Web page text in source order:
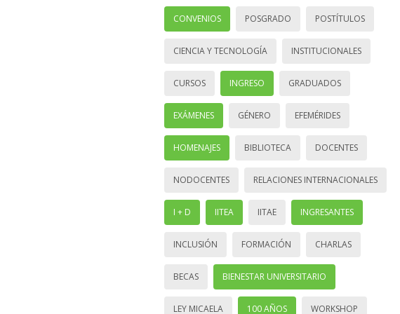
CONVENIOS POSGRADO POSTÍTULOS
CIENCIA Y TECNOLOGÍA INSTITUCIONALES
CURSOS INGRESO GRADUADOS
EXÁMENES GÉNERO EFEMÉRIDES
HOMENAJES BIBLIOTECA DOCENTES
NODOCENTES RELACIONES INTERNACIONALES
I + D IITEA IITAE INGRESANTES
INCLUSIÓN FORMACIÓN CHARLAS
BECAS BIENESTAR UNIVERSITARIO
LEY MICAELA 100 AÑOS WORKSHOP